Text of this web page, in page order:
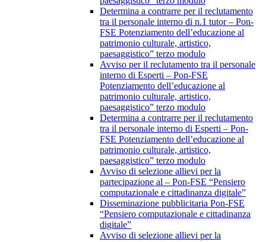
Determina a contrarre per il reclutamento
tra il personale interno di n.1 tutor – Pon-
FSE Potenziamento dell’educazione al
patrimonio culturale, artistico,
paesaggistico” terzo modulo
Avviso per il reclutamento tra il personale
interno di Esperti – Pon-FSE
Potenziamento dell’educazione al
patrimonio culturale, artistico,
paesaggistico” terzo modulo
Determina a contrarre per il reclutamento
tra il personale interno di Esperti – Pon-
FSE Potenziamento dell’educazione al
patrimonio culturale, artistico,
paesaggistico” terzo modulo
Avviso di selezione allievi per la
partecipazione al – Pon-FSE “Pensiero
computazionale e cittadinanza digitale”
Disseminazione pubblicitaria Pon-FSE
“Pensiero computazionale e cittadinanza
digitale”
Avviso di selezione allievi per la